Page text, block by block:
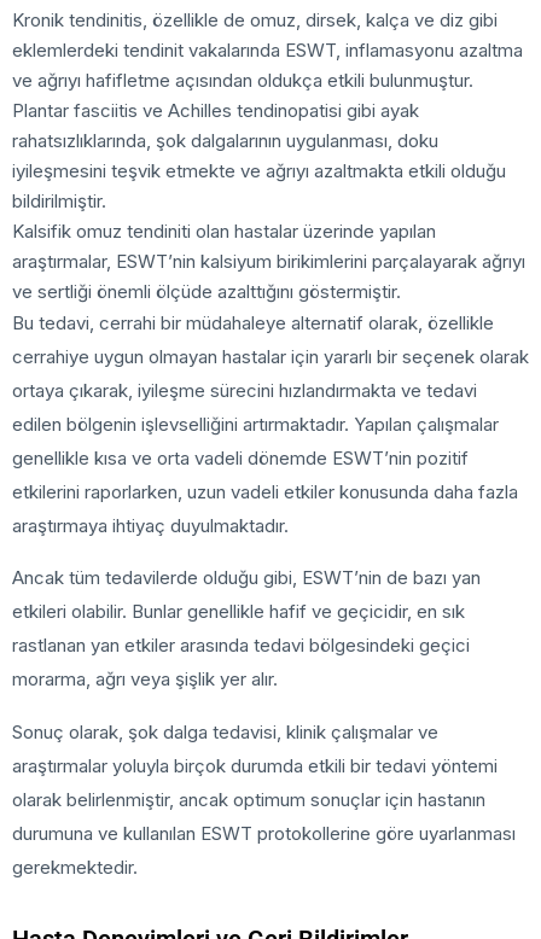
Kronik tendinitis, özellikle de omuz, dirsek, kalça ve diz gibi
eklemlerdeki tendinit vakalarında ESWT, inflamasyonu azaltma
ve ağrıyı hafifletme açısından oldukça etkili bulunmuştur.
Plantar fasciitis ve Achilles tendinopatisi gibi ayak
rahatsızlıklarında, şok dalgalarının uygulanması, doku
iyileşmesini teşvik etmekte ve ağrıyı azaltmakta etkili olduğu
bildirilmiştir.
Kalsifik omuz tendiniti olan hastalar üzerinde yapılan
araştırmalar, ESWT’nin kalsiyum birikimlerini parçalayarak ağrıyı
ve sertliği önemli ölçüde azalttığını göstermiştir.
Bu tedavi, cerrahi bir müdahaleye alternatif olarak, özellikle
cerrahiye uygun olmayan hastalar için yararlı bir seçenek olarak
ortaya çıkarak, iyileşme sürecini hızlandırmakta ve tedavi
edilen bölgenin işlevselliğini artırmaktadır. Yapılan çalışmalar
genellikle kısa ve orta vadeli dönemde ESWT’nin pozitif
etkilerini raporlarken, uzun vadeli etkiler konusunda daha fazla
araştırmaya ihtiyaç duyulmaktadır.
Ancak tüm tedavilerde olduğu gibi, ESWT’nin de bazı yan
etkileri olabilir. Bunlar genellikle hafif ve geçicidir, en sık
rastlanan yan etkiler arasında tedavi bölgesindeki geçici
morarma, ağrı veya şişlik yer alır.
Sonuç olarak, şok dalga tedavisi, klinik çalışmalar ve
araştırmalar yoluyla birçok durumda etkili bir tedavi yöntemi
olarak belirlenmiştir, ancak optimum sonuçlar için hastanın
durumuna ve kullanılan ESWT protokollerine göre uyarlanması
gerekmektedir.